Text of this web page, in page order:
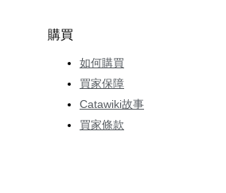
購買
如何購買
買家保障
Catawiki故事
買家條款